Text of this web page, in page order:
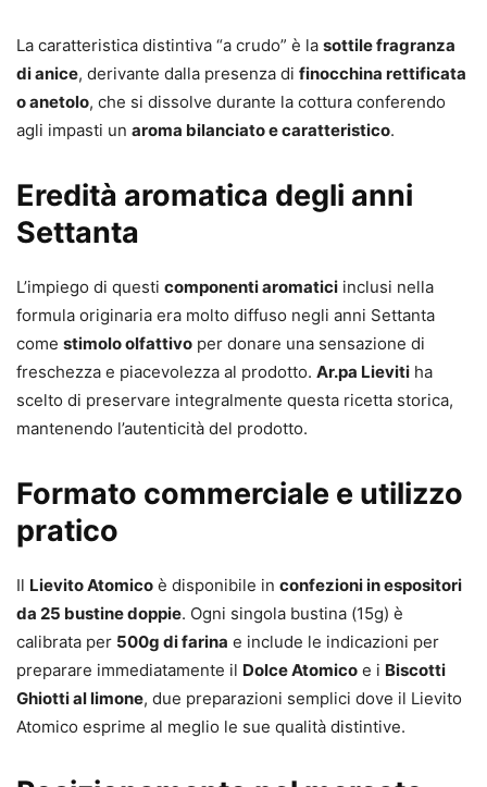
La caratteristica distintiva “a crudo” è la sottile fragranza
di anice, derivante dalla presenza di finocchina rettificata
o anetolo, che si dissolve durante la cottura conferendo
agli impasti un aroma bilanciato e caratteristico.
Eredità aromatica degli anni
Settanta
L’impiego di questi componenti aromatici inclusi nella
formula originaria era molto diffuso negli anni Settanta
come stimolo olfattivo per donare una sensazione di
freschezza e piacevolezza al prodotto. Ar.pa Lieviti ha
scelto di preservare integralmente questa ricetta storica,
mantenendo l’autenticità del prodotto.
Formato commerciale e utilizzo
pratico
Il Lievito Atomico è disponibile in confezioni in espositori
da 25 bustine doppie. Ogni singola bustina (15g) è
calibrata per 500g di farina e include le indicazioni per
preparare immediatamente il Dolce Atomico e i Biscotti
Ghiotti al limone, due preparazioni semplici dove il Lievito
Atomico esprime al meglio le sue qualità distintive.